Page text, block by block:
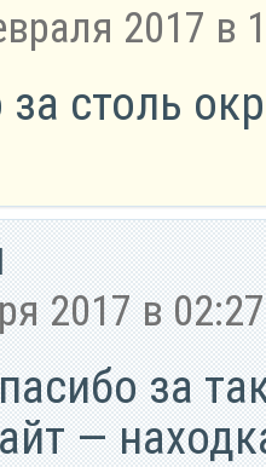
2017 в
за столь
2017 в 02:27
за
—